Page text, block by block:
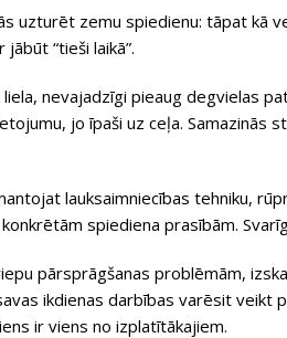
uzturēt zemu spiedienu: tāpat kā
“tieši laikā”.
nevajadzīgi pieaug degvielas
jo īpaši uz ceļa. Samazinās
lauksaimniecības tehniku,
spiediena prasībām.
pārsprāgšanas problēmām,
ikdienas darbības varēsit veikt
ir viens no izplatītākajiem.